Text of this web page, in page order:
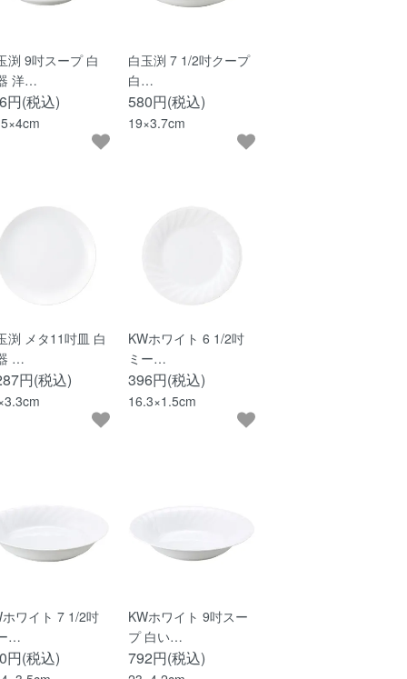
渕 9吋スープ 白
洋…
円(税込)
白玉渕 7 1/2吋クープ
白…
580円(税込)
19×3.7cm
渕 メタ11吋皿 白
…
円(税込)
KWホワイト 6 1/2吋
ミー…
396円(税込)
16.3×1.5cm
ホワイト 7 1/2吋
…
円(税込)
KWホワイト 9吋スー
プ 白い…
792円(税込)